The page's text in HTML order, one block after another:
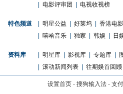
电影评审团 电视收视榜
特色频道 明星公益 好莱坞
香港电影
嘻哈音乐 独家 韩娱 日
资料库 明星库 影视库 专题库
滚动新闻列表 往期娱首回顾
设置首页 - 搜狗输入法 - 支